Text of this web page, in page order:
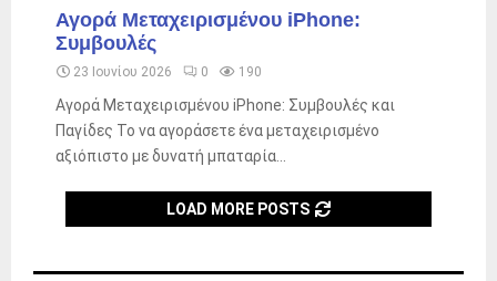
Αγορά Μεταχειρισμένου iPhone:
Συμβουλές
23 Ιουνίου 2026 0 190
Αγορά Μεταχειρισμένου iPhone: Συμβουλές και
Παγίδες Το να αγοράσετε ένα μεταχειρισμένο
αξιόπιστο με δυνατή μπαταρία...
LOAD MORE POSTS